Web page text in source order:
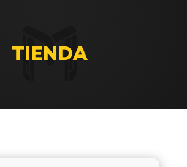
TIENDA